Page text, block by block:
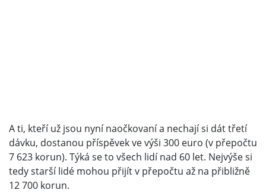
A ti, kteří už jsou nyní naočkovaní a nechají si dát třetí
dávku, dostanou příspěvek ve výši 300 euro (v přepočtu
7 623 korun). Týká se to všech lidí nad 60 let. Nejvýše si
tedy starší lidé mohou přijít v přepočtu až na přibližně
12 700 korun.